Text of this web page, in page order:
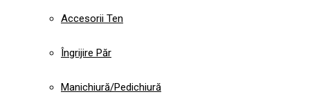
Accesorii Ten
Îngrijire Păr
Manichiură/Pedichiură